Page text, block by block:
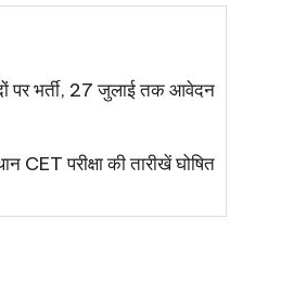
पर भर्ती, 27 जुलाई तक आवेदन
परीक्षा की तारीखें घोषित